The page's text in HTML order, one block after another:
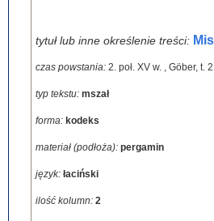
tytuł lub inne określenie treści:
czas powstania: 2. poł. XV w. , Göber, t.
typ tekstu: mszał
forma: kodeks
materiał (podłoża): pergamin
język: łaciński
ilość kolumn: 2